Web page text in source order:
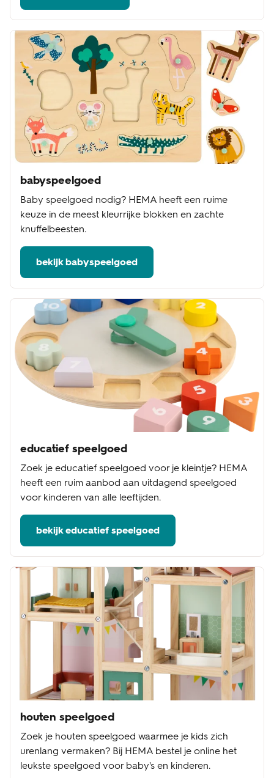
babyspeelgoed
Baby speelgoed nodig? HEMA heeft een ruime
keuze in de meest kleurrijke blokken en zachte
knuffelbeesten.
bekijk babyspeelgoed
educatief speelgoed
Zoek je educatief speelgoed voor je kleintje? HEMA
heeft een ruim aanbod aan uitdagend speelgoed
voor kinderen van alle leeftijden.
bekijk educatief speelgoed
houten speelgoed
Zoek je houten speelgoed waarmee je kids zich
urenlang vermaken? Bij HEMA bestel je online het
leukste speelgoed voor baby's en kinderen.